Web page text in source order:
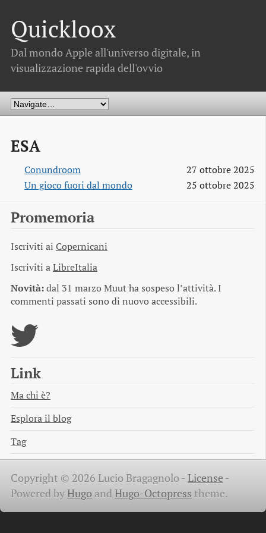
Quickloox
Dal mondo Apple all'universo digitale, in
visualizzazione rapida dell'ovvio
ESA
Conundroom
27 ottobre 2025
Un gioco fuori dal mondo
25 ottobre 2025
Promemoria
Iscriviti ai Copernicani
Iscriviti aLibreItalia
Novità:dal 31 marzo Muut ha sospeso l’attività. I
commenti passati sono di nuovo accessibili.
Link
Ma chi è?
Esplora il blog
Tag
Copyright © 2026 Lucio Bragagnolo -License -
Powered byHugo and Hugo-Octopress theme.